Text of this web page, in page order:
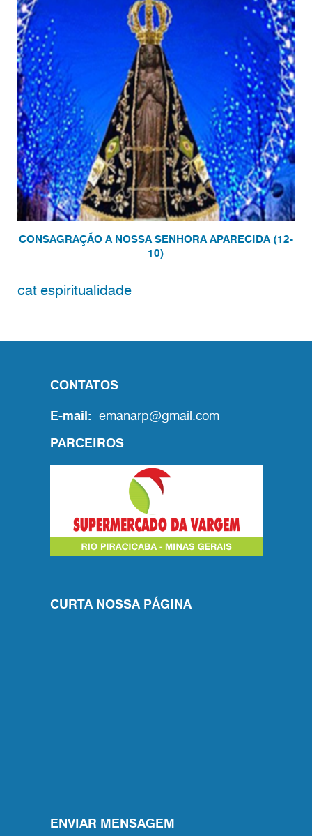
CONSAGRAÇÃO A NOSSA SENHORA APARECIDA (12-
10)
cat espiritualidade
CONTATOS
E-mail: emanarp@gmail.com
PARCEIROS
CURTA NOSSA PÁGINA
ENVIAR MENSAGEM